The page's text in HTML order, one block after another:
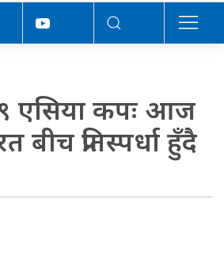
एसिया कपः आज
बीच प्रतिस्पर्धा हुँदै